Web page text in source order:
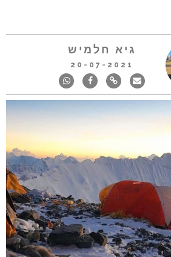
גיא חלמיש
20-07-2021